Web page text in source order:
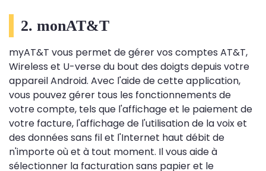
2. monAT&T
myAT&T vous permet de gérer vos comptes AT&T,
Wireless et U-verse du bout des doigts depuis votre
appareil Android. Avec l'aide de cette application,
vous pouvez gérer tous les fonctionnements de
votre compte, tels que l'affichage et le paiement de
votre facture, l'affichage de l'utilisation de la voix et
des données sans fil et l'Internet haut débit de
n'importe où et à tout moment. Il vous aide à
sélectionner la facturation sans papier et le